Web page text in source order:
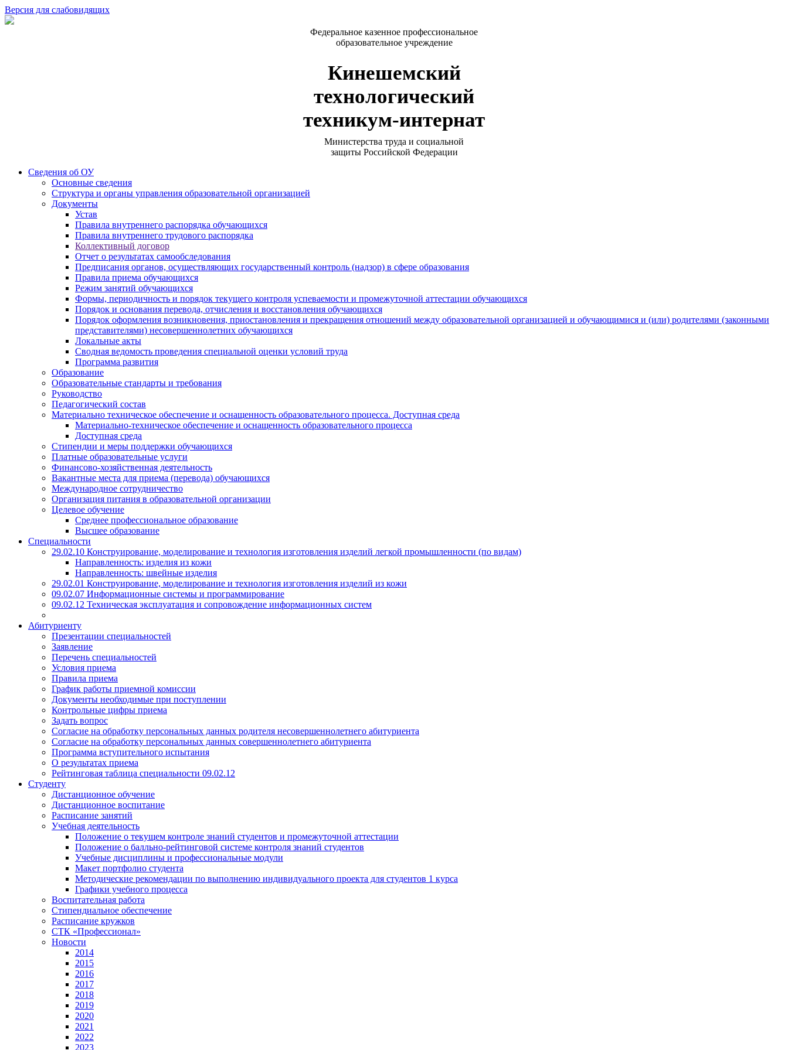
Версия для слабовидящих
Федеральное казенное профессиональное
образовательное учреждение
Кинешемский
технологический
техникум-интернат
Министерства труда и социальной
защиты Российской Федерации
Сведения об ОУ
Основные сведения
Структура и органы управления образовательной организацией
Документы
Устав
Правила внутреннего распорядка обучающихся
Правила внутреннего трудового распорядка
Коллективный договор
Отчет о результатах самообследования
Предписания органов, осуществляющих государственный контроль (надзор) в сфере образования
Правила приема обучающихся
Режим занятий обучающихся
Формы, периодичность и порядок текущего контроля успеваемости и промежуточной аттестации обучающихся
Порядок и основания перевода, отчисления и восстановления обучающихся
Порядок оформления возникновения, приостановления и прекращения отношений между образовательной организацией и обучающимися и (или) родителями (законными
представителями) несовершеннолетних обучающихся
Локальные акты
Сводная ведомость проведения специальной оценки условий труда
Программа развития
Образование
Образовательные стандарты и требования
Руководство
Педагогический состав
Материально техническое обеспечение и оснащенность образовательного процесса. Доступная среда
Материально-техническое обеспечение и оснащенность образовательного процесса
Доступная среда
Стипендии и меры поддержки обучающихся
Платные образовательные услуги
Финансово-хозяйственная деятельность
Вакантные места для приема (перевода) обучающихся
Международное сотрудничество
Организация питания в образовательной организации
Целевое обучение
Среднее профессиональное образование
Высшее образование
Специальности
29.02.10 Конструирование, моделирование и технология изготовления изделий легкой промышленности (по видам)
Направленность: изделия из кожи
Направленность: швейные изделия
29.02.01 Конструирование, моделирование и технология изготовления изделий из кожи
09.02.07 Информационные системы и программирование
09.02.12 Техническая эксплуатация и сопровождение информационных систем
Абитуриенту
Презентации специальностей
Заявление
Перечень специальностей
Условия приема
Правила приема
График работы приемной комиссии
Документы необходимые при поступлении
Контрольные цифры приема
Задать вопрос
Согласие на обработку персональных данных родителя несовершеннолетнего абитуриента
Согласие на обработку персональных данных совершеннолетнего абитуриента
Программа вступительного испытания
О результатах приема
Рейтинговая таблица специальности 09.02.12
Студенту
Дистанционное обучение
Дистанционное воспитание
Расписание занятий
Учебная деятельность
Положение о текущем контроле знаний студентов и промежуточной аттестации
Положение о балльно-рейтинговой системе контроля знаний студентов
Учебные дисциплины и профессиональные модули
Макет портфолио студента
Методические рекомендации по выполнению индивидуального проекта для студентов 1 курса
Графики учебного процесса
Воспитательная работа
Стипендиальное обеспечение
Расписание кружков
СТК «Профессионал»
Новости
2014
2015
2016
2017
2018
2019
2020
2021
2022
2023